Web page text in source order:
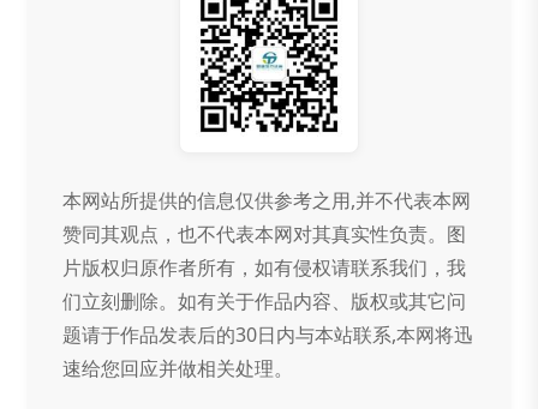
本网站所提供的信息仅供参考之用,并不代表本网
赞同其观点，也不代表本网对其真实性负责。图
片版权归原作者所有，如有侵权请联系我们，我
们立刻删除。如有关于作品内容、版权或其它问
题请于作品发表后的30日内与本站联系,本网将迅
速给您回应并做相关处理。